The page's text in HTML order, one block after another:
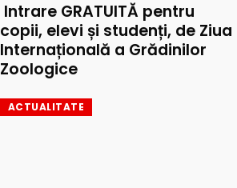
Intrare GRATUITĂ pentru
copii, elevi și studenți, de Ziua
Internațională a Grădinilor
Zoologice
ACTUALITATE